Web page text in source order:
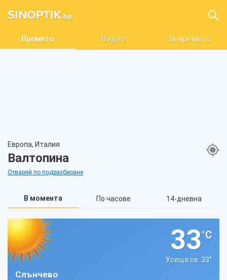
Времето Видео За времето
Европа, Италия
Валтопина
Отваряй по подразбиране
В момента По часове 14-дневна
33°C
Усеща се: 33°
Слънчево